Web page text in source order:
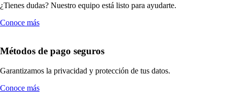
¿Tienes dudas? Nuestro equipo está listo para ayudarte.
Conoce más
Métodos de pago seguros
Garantizamos la privacidad y protección de tus datos.
Conoce más